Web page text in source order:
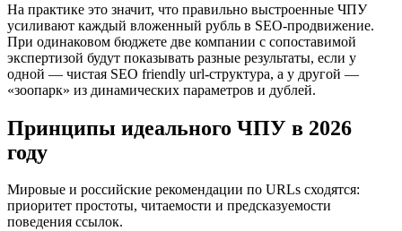
На практике это значит, что правильно выстроенные ЧПУ
усиливают каждый вложенный рубль в SEO-продвижение.
При одинаковом бюджете две компании с сопоставимой
экспертизой будут показывать разные результаты, если у
одной — чистая SEO friendly url‑структура, а у другой —
«зоопарк» из динамических параметров и дублей.
Принципы идеального ЧПУ в 2026
году
Мировые и российские рекомендации по URLs сходятся:
приоритет простоты, читаемости и предсказуемости
поведения ссылок.